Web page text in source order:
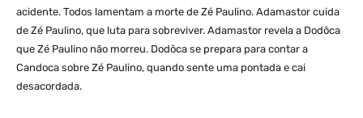
acidente. Todos lamentam a morte de Zé Paulino. Adamastor cuida
de Zé Paulino, que luta para sobreviver. Adamastor revela a Dodôca
que Zé Paulino não morreu. Dodôca se prepara para contar a
Candoca sobre Zé Paulino, quando sente uma pontada e cai
desacordada.